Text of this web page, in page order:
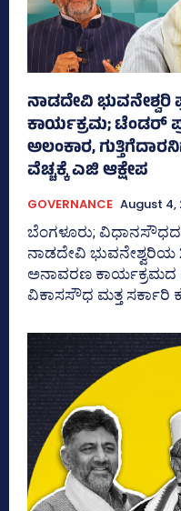
ನಾಡದೇವಿ
ಕಾರ್ಯಕ್ರಮ; ಟೆಂಡರ್
ಅಲಂಕಾರ,
ವೆಚ್ಚಕ್ಕೆ ಎಜಿ ಆಕ್ಷೇಪ
GOVERNANCE August 4,
ಬೆಂಗಳೂರು;
ನಾಡದೇವಿ ಭುವನೇಶ್ವರಿಯ
ಅನಾವರಣ
ವಿಕಾಸಸೌಧ ಮತ್ತ ಸರ್ಕಾರಿ